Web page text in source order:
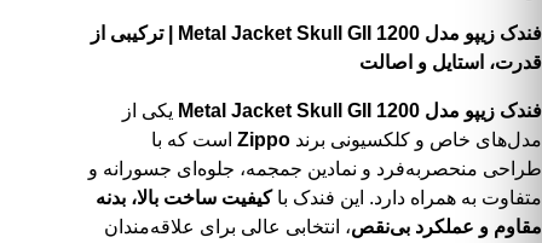
فندک زیپو مدل Metal Jacket Skull GII 1200 | ترکیبی از
قدرت، استایل و اصالت
فندک زیپو مدل Metal Jacket Skull GII 1200
یکی از
مدل‌های خاص و کلکسیونی برند Zippo است که با
طراحی منحصربه‌فرد و نمادین جمجمه، جلوه‌ای جسورانه و
متفاوت به همراه دارد. این فندک باکیفیت ساخت بالا، بدنه
مقاوم و عملکرد بی‌نقص، انتخابی عالی برای علاقه‌مندان